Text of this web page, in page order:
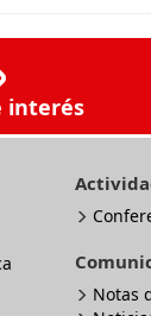
interés
Notas